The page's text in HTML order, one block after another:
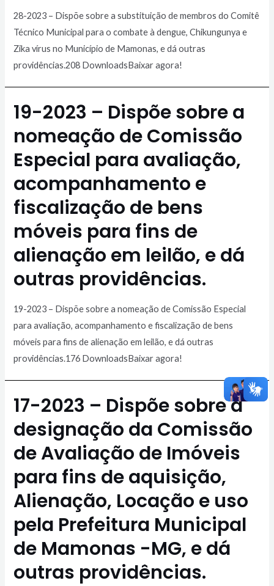
28-2023 – Dispõe sobre a substituição de membros do Comitê
Técnico Municipal para o combate à dengue, Chikungunya e
Zika vírus no Município de Mamonas, e dá outras
providências.208 DownloadsBaixar agora!
19-2023 – Dispõe sobre a
nomeação de Comissão
Especial para avaliação,
acompanhamento e
fiscalização de bens
móveis para fins de
alienação em leilão, e dá
outras providências.
19-2023 – Dispõe sobre a nomeação de Comissão Especial
para avaliação, acompanhamento e fiscalização de bens
móveis para fins de alienação em leilão, e dá outras
providências.176 DownloadsBaixar agora!
17-2023 – Dispõe sobre a
designação da Comissão
de Avaliação de Imóveis
para fins de aquisição,
Alienação, Locação e uso
pela Prefeitura Municipal
de Mamonas -MG, e dá
outras providências.